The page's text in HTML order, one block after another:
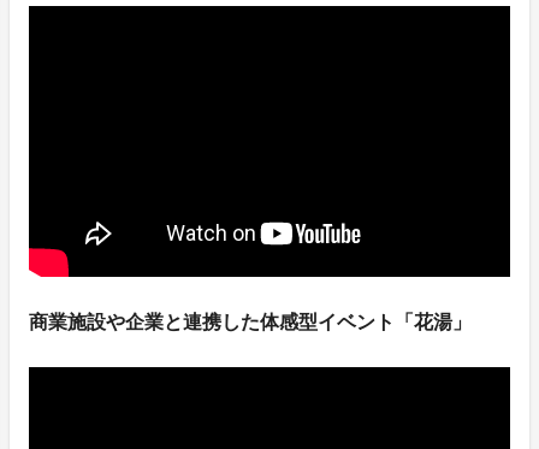
商業施設や企業と連携した体感型イベント「花湯」